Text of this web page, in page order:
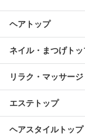
ヘアトップ
ネイル・まつげトッ
リラク・マッサー
エステトップ
ヘアスタイルトップ